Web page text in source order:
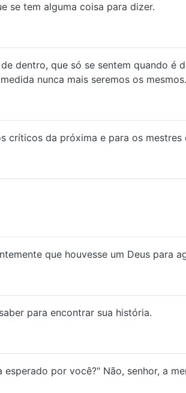
se tem alguma coisa para dizer.
dentro, que só se sentem quando é
nunca mais seremos os mesmos.
críticos da próxima e para os
que houvesse um Deus para
para encontrar sua história.
por você?" Não, senhor, a